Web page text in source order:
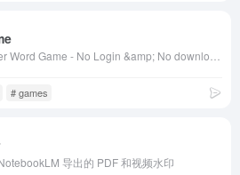
# games
导出的 PDF 和视频水印